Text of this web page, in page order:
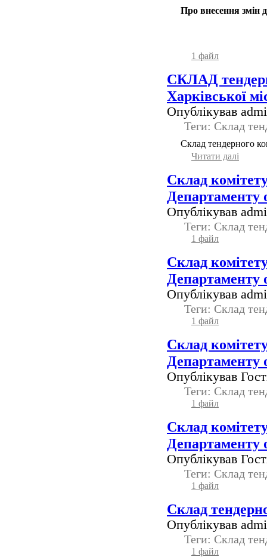
Про внесення змін
1 файл
СКЛАД
Харківської
Опублікував
Теги: Склад
Склад тендерного
Читати далi
Склад
Департаменту
Опублікував
Теги: Склад
1 файл
Склад
Департаменту
Опублікував
Теги: Склад
1 файл
Склад
Департаменту
Опублікував
Теги: Склад
1 файл
Склад
Департаменту
Опублікував
Теги: Склад
1 файл
Склад
Опублікував
Теги: Склад
1 файл